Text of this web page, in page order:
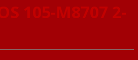
105-M8707 2-